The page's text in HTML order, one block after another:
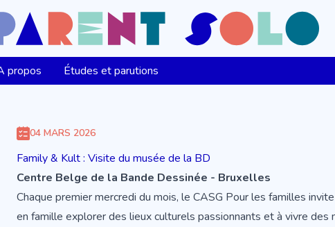
propos Études et parutions
04 MARS 2026
Family & Kult : Visite du musée de la BD
Centre Belge de la Bande Dessinée - Bruxelles
Chaque premier mercredi du mois, le CASG Pour les familles
en famille explorer des lieux culturels passionnants et à vivre des